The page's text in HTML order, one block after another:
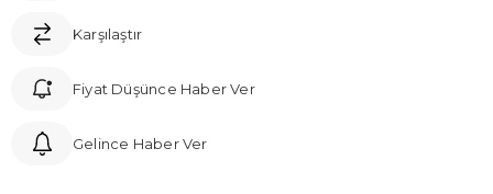
Karşılaştır
Fiyat Düşünce Haber Ver
Gelince Haber Ver